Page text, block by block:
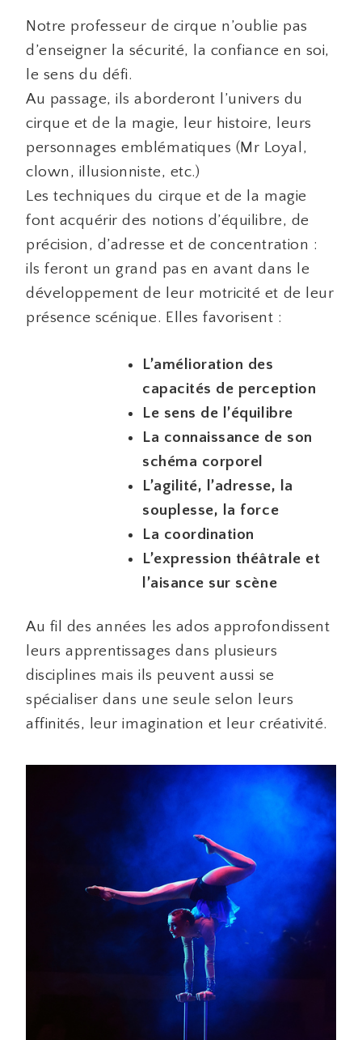
Notre professeur de cirque n’oublie pas
d’enseigner la sécurité, la confiance en soi,
le sens du défi.
Au passage, ils aborderont l’univers du
cirque et de la magie, leur histoire, leurs
personnages emblématiques (Mr Loyal,
clown, illusionniste, etc.)
Les techniques du cirque et de la magie
font acquérir des notions d’équilibre, de
précision, d’adresse et de concentration :
ils feront un grand pas en avant dans le
développement de leur motricité et de leur
présence scénique. Elles favorisent :
L’amélioration des
capacités de perception
Le sens de l’équilibre
La connaissance de son
schéma corporel
L’agilité, l’adresse, la
souplesse, la force
La coordination
L’expression théâtrale et
l’aisance sur scène
Au fil des années les ados approfondissent
leurs apprentissages dans plusieurs
disciplines mais ils peuvent aussi se
spécialiser dans une seule selon leurs
affinités, leur imagination et leur créativité.